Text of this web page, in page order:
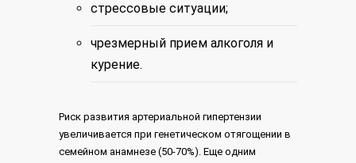
стрессовые ситуации;
чрезмерный прием алкоголя и
курение.
Риск развития артериальной гипертензии
увеличивается при генетическом отягощении в
семейном анамнезе (50-70%). Еще одним